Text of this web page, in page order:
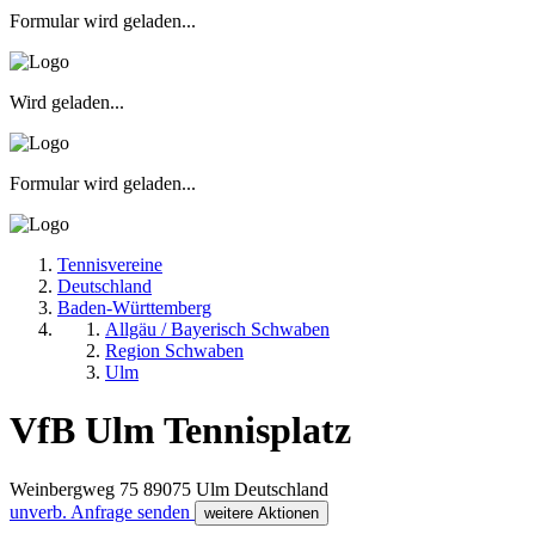
Formular wird geladen...
Wird geladen...
Formular wird geladen...
Tennisvereine
Deutschland
Baden-Württemberg
Allgäu / Bayerisch Schwaben
Region Schwaben
Ulm
VfB Ulm Tennisplatz
Weinbergweg 75 89075 Ulm Deutschland
unverb. Anfrage senden
weitere Aktionen